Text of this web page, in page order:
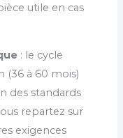
utile en cas
: le cycle
(36 à 60 mois)
des standards
repartez sur
exigences